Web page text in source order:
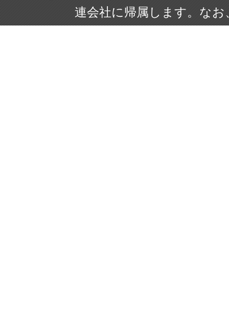
連会社に帰属します。な